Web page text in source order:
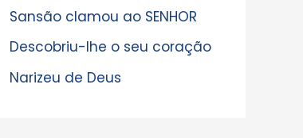
Sansão clamou ao SENHOR
Descobriu-lhe o seu coração
Narizeu de Deus